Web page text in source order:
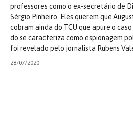
professores como o ex-secretário de
Sérgio Pinheiro. Eles querem que
cobram ainda do TCU que apure o
do se caracteriza como espionagem
foi revelado pelo jornalista Rubens
28/07/2020